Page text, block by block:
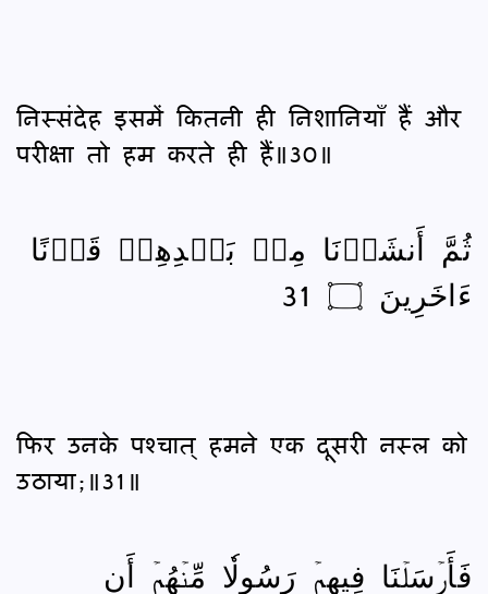
निस्संदेह इसमें कितनी ही निशानियाँ हैं और
परीक्षा तो हम करते ही हैं॥30॥
ثُمَّ أَنشَأۡنَا مِنۢ بَعۡدِهِمۡ قَرۡنًا
ءَاخَرِينَ ۝ 31
फिर उनके पश्‍चात् हमने एक दूसरी नस्ल को
उठाया;॥31॥
فَأَرۡسَلۡنَا فِيهِمۡ رَسُولٗا مِّنۡهُمۡ أَنِ